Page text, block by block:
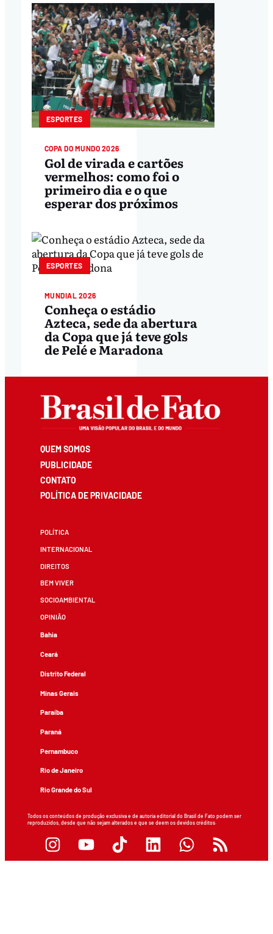
ESPORTES
COPA DO MUNDO 2026
Gol de virada e cartões
vermelhos: como foi o
primeiro dia e o que
esperar dos próximos
ESPORTES
MUNDIAL 2026
Conheça o estádio
Azteca, sede da abertura
da Copa que já teve gols
de Pelé e Maradona
QUEM SOMOS
PUBLICIDADE
CONTATO
POLÍTICA DE PRIVACIDADE
POLÍTICA
INTERNACIONAL
DIREITOS
BEM VIVER
SOCIOAMBIENTAL
OPINIÃO
Bahia
Ceará
Distrito Federal
Minas Gerais
Paraíba
Paraná
Pernambuco
Rio de Janeiro
Rio Grande do Sul
Todos os conteúdos de produção exclusiva e de autoria editorial do Brasil de Fato podem ser
reproduzidos, desde que não sejam alterados e que se deem os devidos créditos.